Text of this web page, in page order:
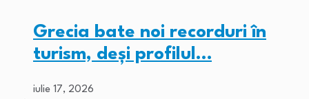
Grecia bate noi recorduri în
turism, deși profilul…
iulie 17, 2026